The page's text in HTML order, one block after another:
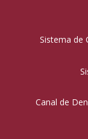
Sistema de
Canal de